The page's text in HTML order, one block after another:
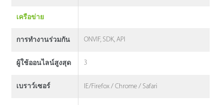
เครือข่าย
การทํางานร่วมกัน ONVIF, SDK, API
ผู้ใช้ออนไลน์สูงสุด 3
เบราว์เซอร์ IE/Firefox / Chrome / Safari